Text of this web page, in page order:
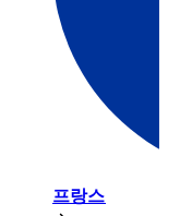
프랑스​​